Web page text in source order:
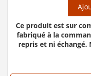
Ce produit est sur
fabriqué à la
repris et ni échangé.